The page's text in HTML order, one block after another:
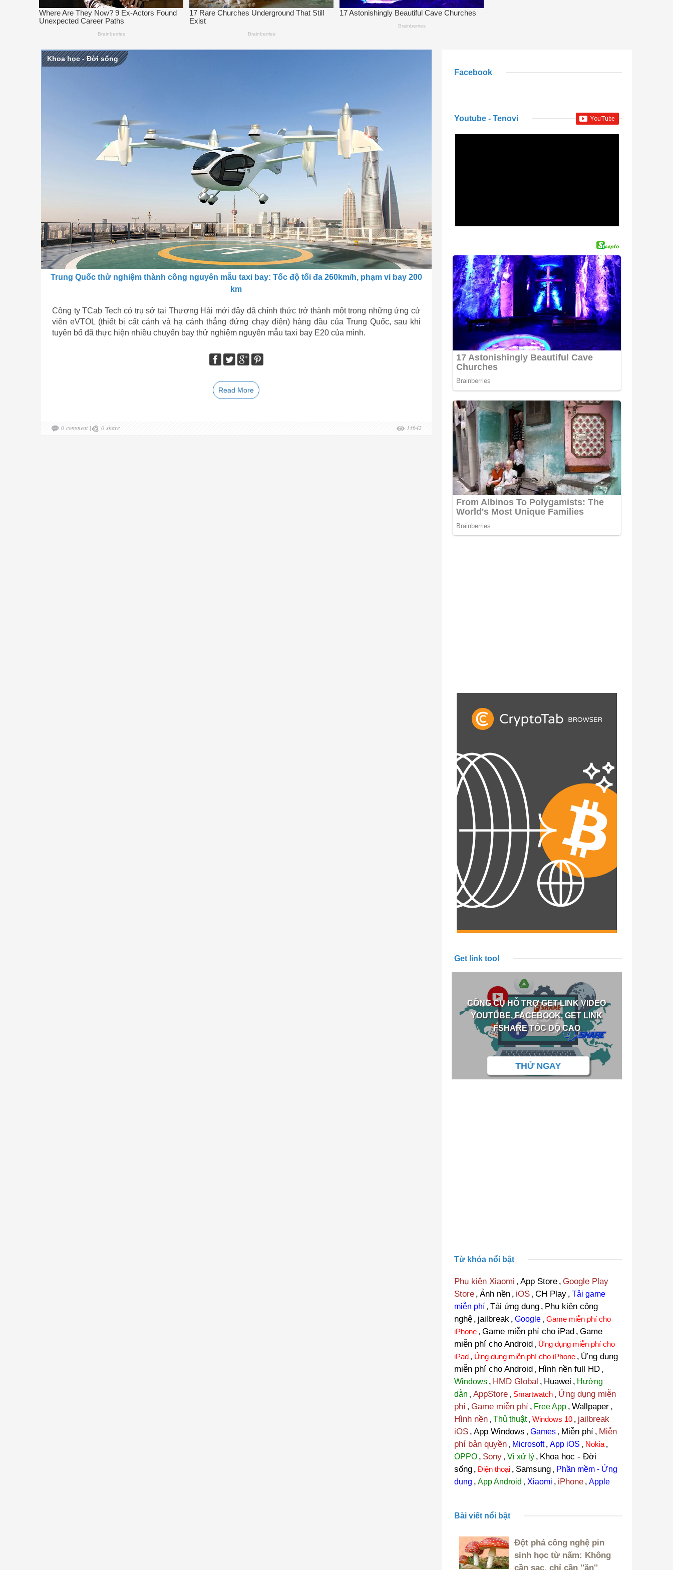
Khoa học - Đời sống
Trung Quốc thử nghiệm thành công nguyên mẫu taxi bay: Tốc độ tối đa 260km/h, phạm vi bay 200
km
Công ty TCab Tech có trụ sở tại Thượng Hải mới đây đã chính thức trở thành một trong những ứng cử
viên eVTOL (thiết bị cất cánh và hạ cánh thẳng đứng chạy điện) hàng đầu của Trung Quốc, sau khi
tuyên bố đã thực hiện nhiều chuyến bay thử nghiệm nguyên mẫu taxi bay E20 của mình.
Read More
0 comment | 0 share 13642
Facebook
Youtube - Tenovi
Get link tool
CÔNG CỤ HỖ TRỢ GET LINK VIDEO
YOUTUBE, FACEBOOK, GET LINK
FSHARE TỐC DỘ CAO
THỬ NGAY
Từ khóa nổi bật
Phụ kiện Xiaomi , App Store , Google Play
Store , Ảnh nền , iOS , CH Play , Tải game
miễn phí , Tải ứng dụng , Phụ kiện công
nghệ , jailbreak , Google , Game miễn phí cho
iPhone , Game miễn phí cho iPad , Game
miễn phí cho Android , Ứng dụng miễn phí cho
iPad , Ứng dụng miễn phí cho iPhone , Ứng dụng
miễn phí cho Android , Hình nền full HD ,
Windows , HMD Global , Huawei , Hướng
dẫn , AppStore , Smartwatch , Ứng dụng miễn
phí , Game miễn phí , Free App , Wallpaper ,
Hình nền , Thủ thuật , Windows 10 , jailbreak
iOS , App Windows , Games , Miễn phí , Miễn
phí bản quyền , Microsoft , App iOS , Nokia ,
OPPO , Sony , Vi xử lý , Khoa học - Đời
sống , Điện thoại , Samsung , Phần mềm - Ứng
dụng , App Android , Xiaomi , iPhone , Apple
Bài viết nổi bật
Đột phá công nghệ pin
sinh học từ nấm: Không
cần sạc, chỉ cần ''ăn''